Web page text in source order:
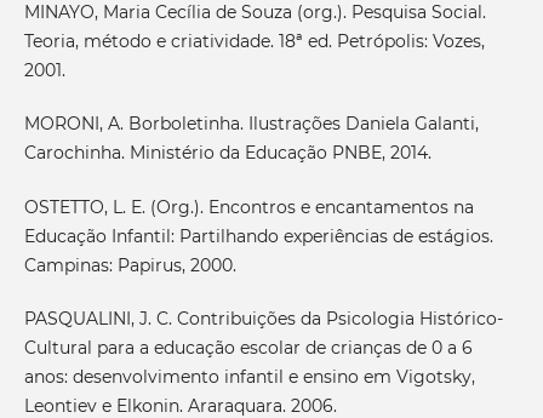
MINAYO, Maria Cecília de Souza (org.). Pesquisa Social.
Teoria, método e criatividade. 18ª ed. Petrópolis: Vozes,
2001.
MORONI, A. Borboletinha. Ilustrações Daniela Galanti,
Carochinha. Ministério da Educação PNBE, 2014.
OSTETTO, L. E. (Org.). Encontros e encantamentos na
Educação Infantil: Partilhando experiências de estágios.
Campinas: Papirus, 2000.
PASQUALINI, J. C. Contribuições da Psicologia Histórico-
Cultural para a educação escolar de crianças de 0 a 6
anos: desenvolvimento infantil e ensino em Vigotsky,
Leontiev e Elkonin. Araraquara. 2006.